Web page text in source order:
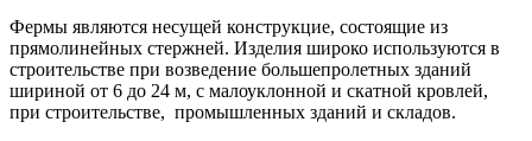
Фермы являются несущей конструкцие, состоящие из
прямолинейных стержней. Изделия широко используются в
строительстве при возведение большепролетных зданий
шириной от 6 до 24 м, с малоуклонной и скатной кровлей,
при строительстве, промышленных зданий и складов.